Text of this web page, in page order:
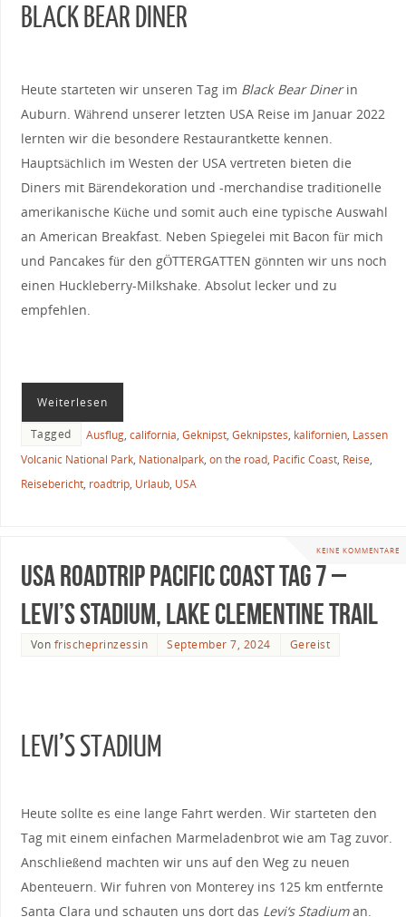
BLACK BEAR DINER
Heute starteten wir unseren Tag im Black Bear Dinerin
Auburn. Während unserer letzten USA Reise im Januar 2022
lernten wir die besondere Restaurantkette kennen.
Hauptsächlich im Westen der USA vertreten bieten die
Diners mit Bärendekoration und -merchandise traditionelle
amerikanische Küche und somit auch eine typische Auswahl
an American Breakfast. Neben Spiegelei mit Bacon für mich
und Pancakes für den gÖTTERGATTEN gönnten wir uns noch
einen Huckleberry-Milkshake. Absolut lecker und zu
empfehlen.
Weiterlesen
Tagged Ausflug, california, Geknipst, Geknipstes, kalifornien, Lassen
Volcanic National Park, Nationalpark, on the road, Pacific Coast, Reise,
Reisebericht, roadtrip, Urlaub, USA
KEINE KOMMENTARE
USA Roadtrip Pacific Coast Tag 7 –
Levi’s Stadium, Lake Clementine Trail
Von frischeprinzessin September 7, 2024 Gereist
LEVI’S STADIUM
Heute sollte es eine lange Fahrt werden. Wir starteten den
Tag mit einem einfachen Marmeladenbrot wie am Tag zuvor.
Anschließend machten wir uns auf den Weg zu neuen
Abenteuern. Wir fuhren von Monterey ins 125 km entfernte
Santa Clara und schauten uns dort das Levi‘s Stadiuman.